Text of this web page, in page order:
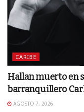
CARIBE
Hallan muerto en
barranquillero
AGOSTO 7, 2026